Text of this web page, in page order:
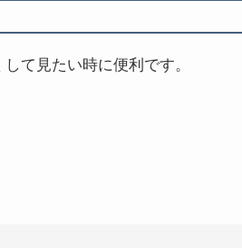
て見たい時に便利です。